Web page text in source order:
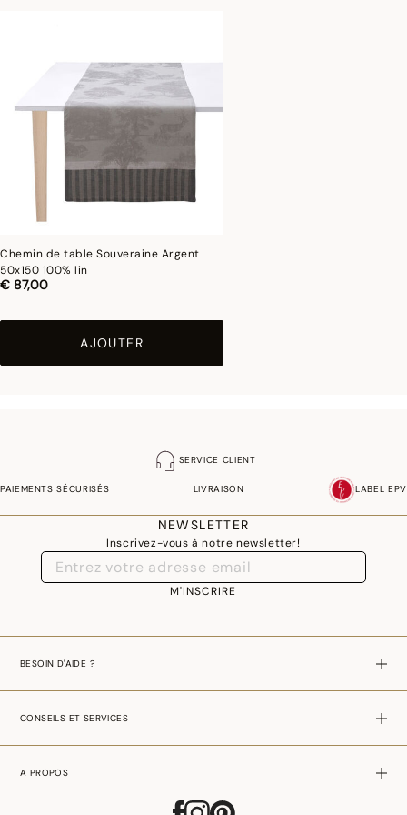
Chemin de table Souveraine Argent
50x150 100% lin
€ 87,00
AJOUTER
SERVICE CLIENT
PAIEMENTS SÉCURISÉS LIVRAISON LABEL EPV
NEWSLETTER
Inscrivez-vous à notre newsletter!
M'INSCRIRE
BESOIN D'AIDE ?
CONSEILS ET SERVICES
A PROPOS